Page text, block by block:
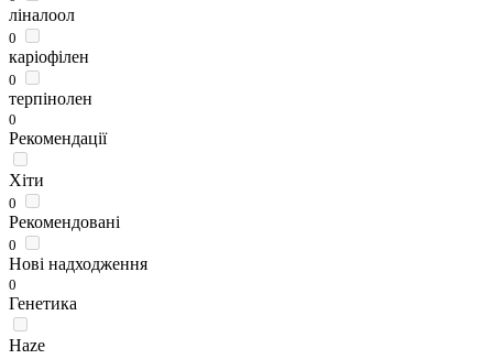
ліналоол
0
каріофілен
0
терпінолен
0
Рекомендації
Хіти
0
Рекомендовані
0
Нові надходження
0
Генетика
Haze